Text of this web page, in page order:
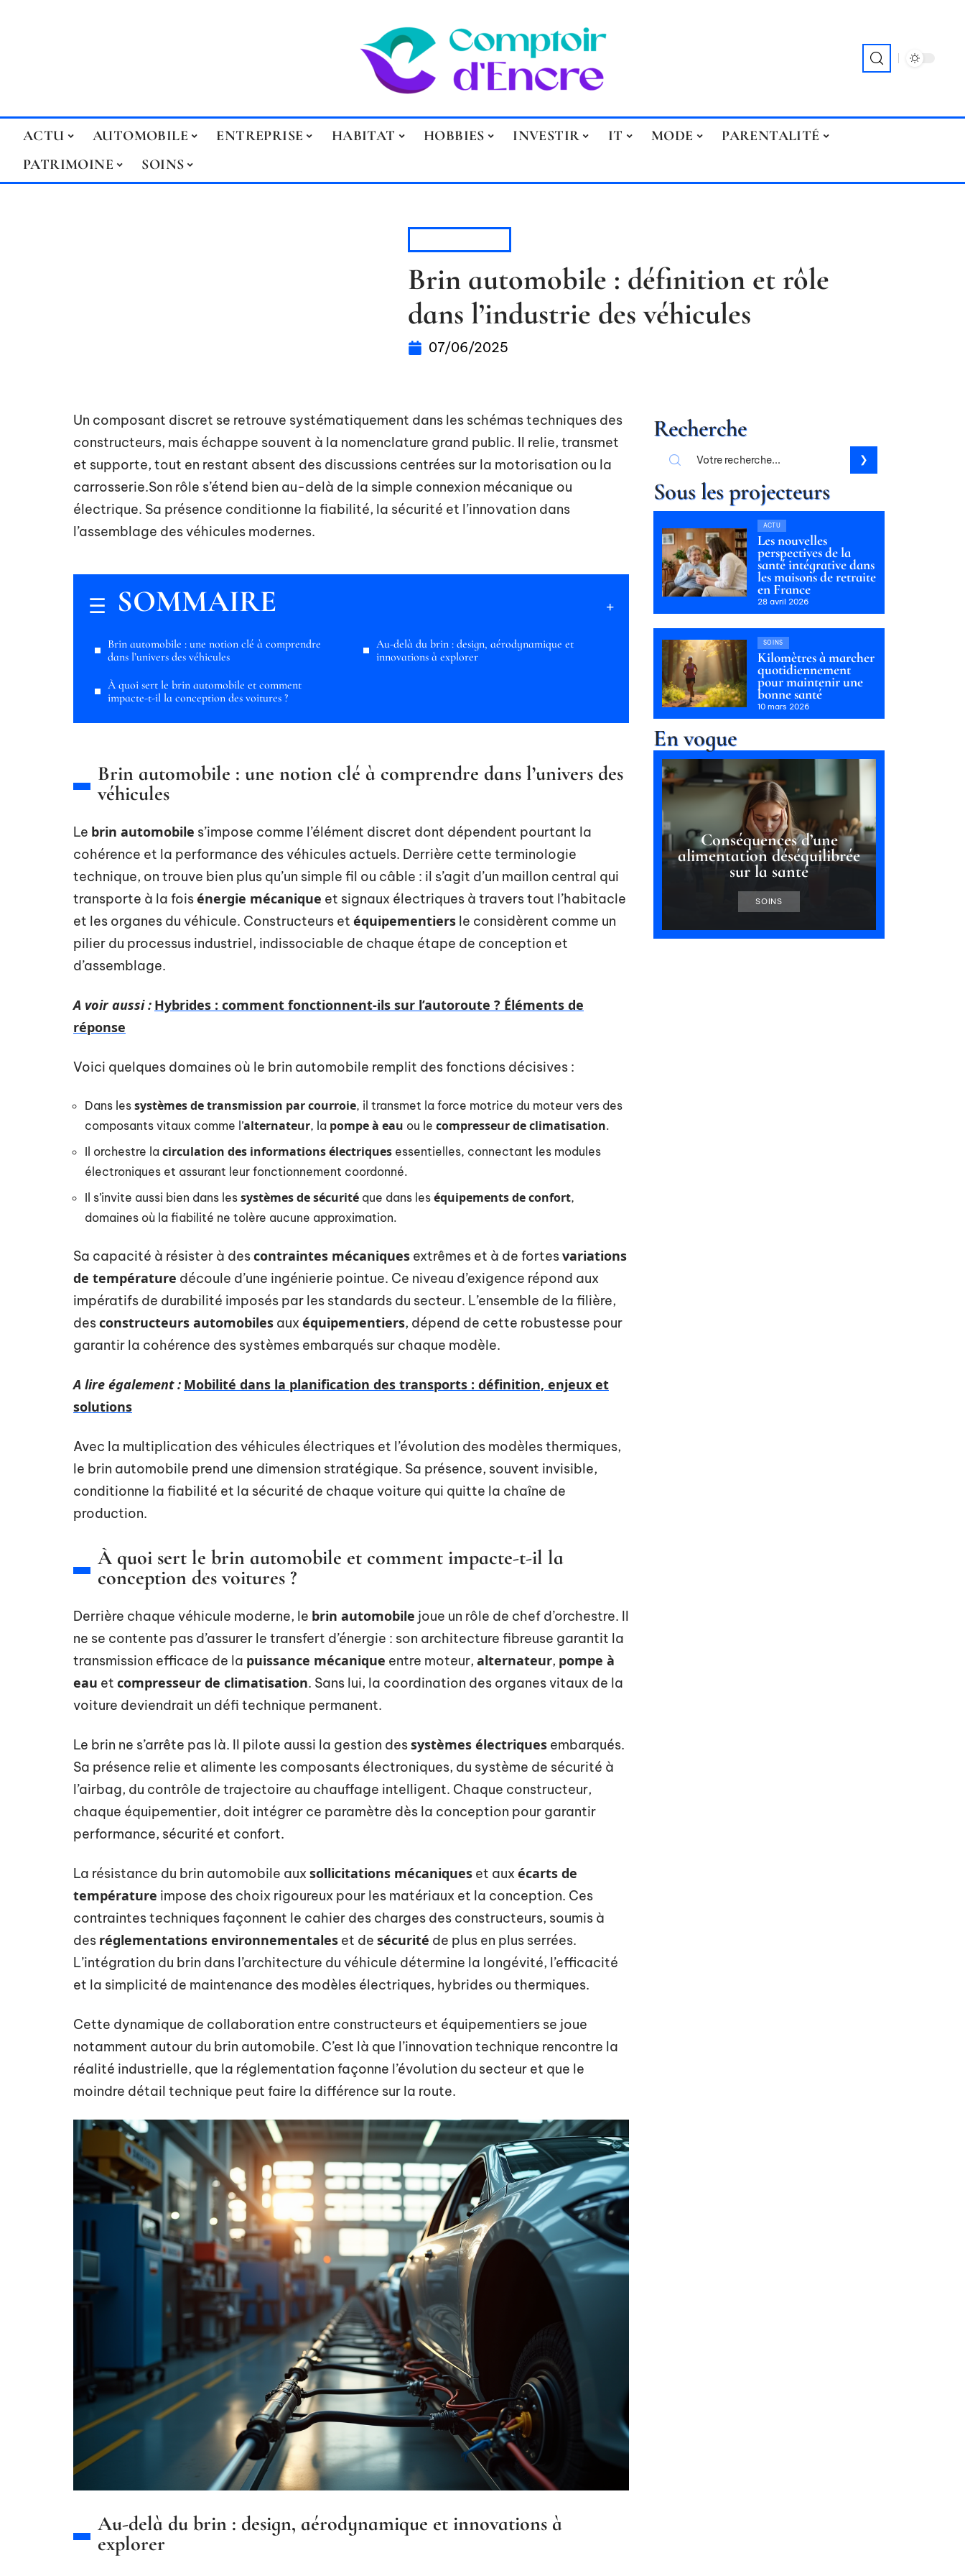
ACTU AUTOMOBILE ENTREPRISE HABITAT HOBBIES INVESTIR IT MODE
PARENTALITÉ
PATRIMOINE
SOINS
Brin automobile : définition et rôle
dans l’industrie des véhicules
07/06/2025
Un composant discret se retrouve systématiquement dans les schémas techniques des
constructeurs, mais échappe souvent à la nomenclature grand public. Il relie, transmet
et supporte, tout en restant absent des discussions centrées sur la motorisation ou la
carrosserie.Son rôle s’étend bien au-delà de la simple connexion mécanique ou
électrique. Sa présence conditionne la fiabilité, la sécurité et l’innovation dans
l’assemblage des véhicules modernes.
SOMMAIRE
Brin automobile : une notion clé à comprendre
dans l’univers des véhicules
À quoi sert le brin automobile et comment
impacte-t-il la conception des voitures ?
Au-delà du brin : design, aérodynamique et
innovations à explorer
Brin automobile : une notion clé à comprendre dans l’univers des
véhicules
Le brin automobile s’impose comme l’élément discret dont dépendent pourtant la
cohérence et la performance des véhicules actuels. Derrière cette terminologie
technique, on trouve bien plus qu’un simple fil ou câble : il s’agit d’un maillon central qui
transporte à la foisénergie mécanique et signaux électriques à travers tout l’habitacle
et les organes du véhicule. Constructeurs et équipementiers le considèrent comme un
pilier du processus industriel, indissociable de chaque étape de conception et
d’assemblage.
A voir aussi : Hybrides : comment fonctionnent-ils sur l’autoroute ? Éléments de
réponse
Voici quelques domaines où le brin automobile remplit des fonctions décisives :
Dans les systèmes de transmission par courroie, il transmet la force motrice du moteur vers des
composants vitaux comme l’alternateur, la pompe à eau ou le compresseur de climatisation.
Il orchestre la circulation des informations électriques essentielles, connectant les modules
électroniques et assurant leur fonctionnement coordonné.
Il s’invite aussi bien dans les systèmes de sécurité que dans les équipements de confort,
domaines où la fiabilité ne tolère aucune approximation.
Sa capacité à résister à descontraintes mécaniques extrêmes et à de fortesvariations
de température découle d’une ingénierie pointue. Ce niveau d’exigence répond aux
impératifs de durabilité imposés par les standards du secteur. L’ensemble de la filière,
desconstructeurs automobiles aux équipementiers, dépend de cette robustesse pour
garantir la cohérence des systèmes embarqués sur chaque modèle.
A lire également : Mobilité dans la planification des transports : définition, enjeux et
solutions
Avec la multiplication des véhicules électriques et l’évolution des modèles thermiques,
le brin automobile prend une dimension stratégique. Sa présence, souvent invisible,
conditionne la fiabilité et la sécurité de chaque voiture qui quitte la chaîne de
production.
À quoi sert le brin automobile et comment impacte-t-il la
conception des voitures ?
Derrière chaque véhicule moderne, le brin automobile joue un rôle de chef d’orchestre. Il
ne se contente pas d’assurer le transfert d’énergie : son architecture fibreuse garantit la
transmission efficace de la puissance mécanique entre moteur, alternateur, pompe à
eau et compresseur de climatisation. Sans lui, la coordination des organes vitaux de la
voiture deviendrait un défi technique permanent.
Le brin ne s’arrête pas là. Il pilote aussi la gestion dessystèmes électriques embarqués.
Sa présence relie et alimente les composants électroniques, du système de sécurité à
l’airbag, du contrôle de trajectoire au chauffage intelligent. Chaque constructeur,
chaque équipementier, doit intégrer ce paramètre dès la conception pour garantir
performance, sécurité et confort.
La résistance du brin automobile aux sollicitations mécaniques et aux écarts de
température impose des choix rigoureux pour les matériaux et la conception. Ces
contraintes techniques façonnent le cahier des charges des constructeurs, soumis à
des réglementations environnementales et de sécurité de plus en plus serrées.
L’intégration du brin dans l’architecture du véhicule détermine la longévité, l’efficacité
et la simplicité de maintenance des modèles électriques, hybrides ou thermiques.
Cette dynamique de collaboration entre constructeurs et équipementiers se joue
notamment autour du brin automobile. C’est là que l’innovation technique rencontre la
réalité industrielle, que la réglementation façonne l’évolution du secteur et que le
moindre détail technique peut faire la différence sur la route.
Au-delà du brin : design, aérodynamique et innovations à
explorer
Recherche
Sous les projecteurs
ACTU
Les nouvelles
perspectives de la
santé intégrative dans
les maisons de retraite
en France
28 avril 2026
SOINS
Kilomètres à marcher
quotidiennement
pour maintenir une
bonne santé
10 mars 2026
En vogue
Conséquences d’une
alimentation déséquilibrée
sur la santé
SOINS